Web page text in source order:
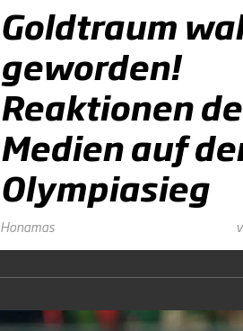
Goldtraum
geworden!
Reaktionen
Medien auf
Olympiasieg
Honamas